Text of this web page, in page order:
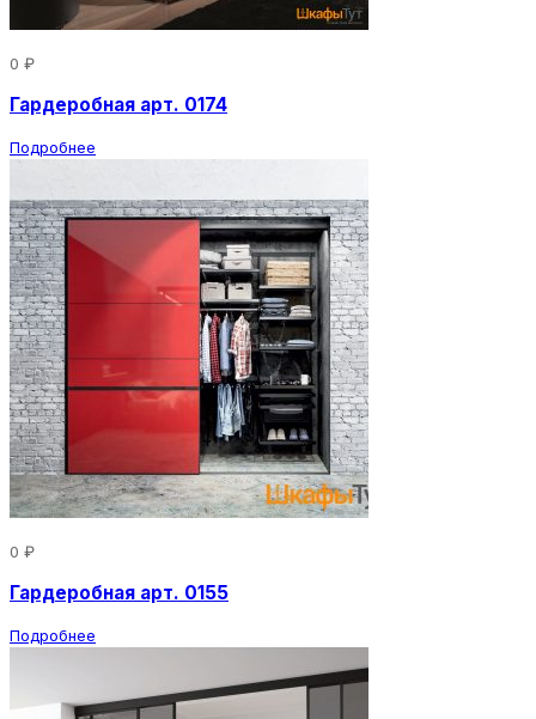
0 ₽
Гардеробная арт. 0174
Подробнее
0 ₽
Гардеробная арт. 0155
Подробнее